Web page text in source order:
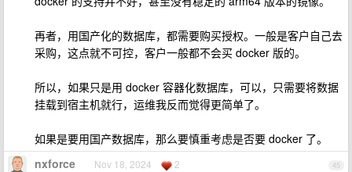
再者，用国产化的数据库，都需要购买授权。一般是客户自己去
采购，这点就不可控，客户一般都不会买 docker 版的。
所以，如果只是用 docker 容器化数据库，可以，只需要将数据
挂载到宿主机就行，运维我反而觉得更简单了。
如果是要用国产数据库，那么要慎重考虑是否要 docker 了。
45
nxforce Nov 18, 2024 2